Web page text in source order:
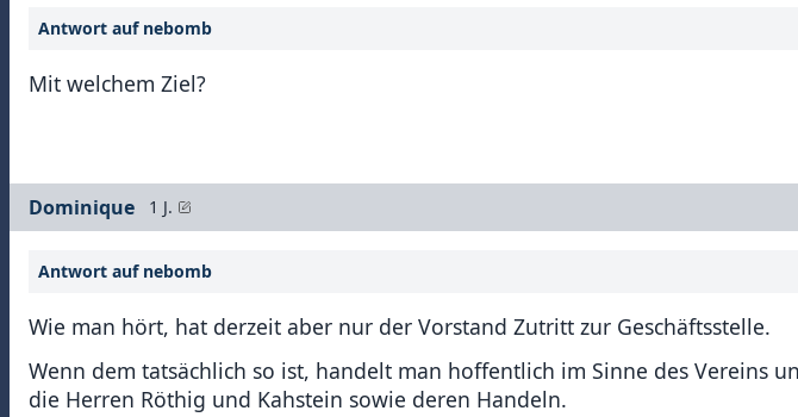
Antwort auf nebomb
Mit welchem Ziel?
Dominique 1 J.
Antwort auf nebomb
Wie man hört, hat derzeit aber nur der Vorstand Zutritt zur Geschäftsstelle.
Wenn dem tatsächlich so ist, handelt man hoffentlich im Sinne des Vereins
die Herren Röthig und Kahstein sowie deren Handeln.